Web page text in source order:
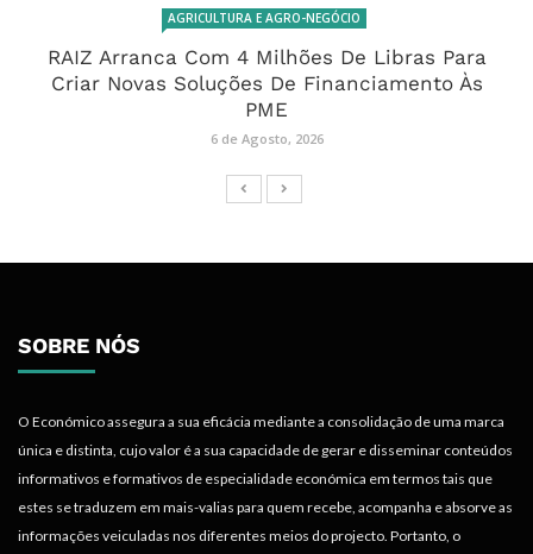
AGRICULTURA E AGRO-NEGÓCIO
RAIZ Arranca Com 4 Milhões De Libras Para
Criar Novas Soluções De Financiamento Às
PME
6 de Agosto, 2026
SOBRE NÓS
O Económico assegura a sua eficácia mediante a consolidação de uma marca
única e distinta, cujo valor é a sua capacidade de gerar e disseminar conteúdos
informativos e formativos de especialidade económica em termos tais que
estes se traduzem em mais-valias para quem recebe, acompanha e absorve as
informações veiculadas nos diferentes meios do projecto. Portanto, o